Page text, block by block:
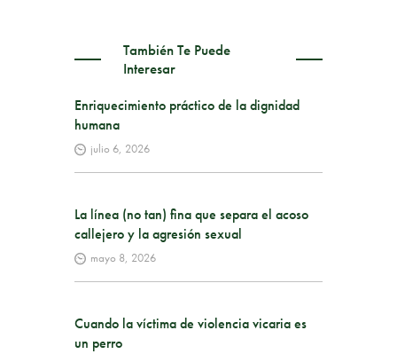
También Te Puede
Interesar
Enriquecimiento práctico de la dignidad
humana
julio 6, 2026
La línea (no tan) fina que separa el acoso
callejero y la agresión sexual
mayo 8, 2026
Cuando la víctima de violencia vicaria es
un perro